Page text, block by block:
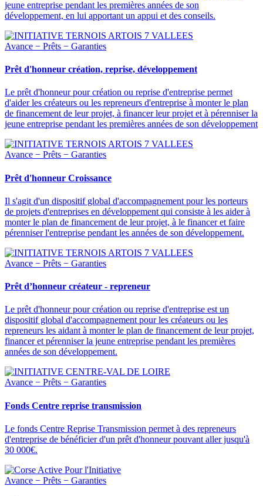
jeune entreprise pendant les premières années de son
développement, en lui apportant un appui et des conseils.
Avance − Prêts − Garanties
Prêt d'honneur création, reprise, développement
Le prêt d'honneur pour création ou reprise d'entreprise permet
d'aider les créateurs ou les repreneurs d'entreprise à monter le plan
de financement de leur projet, à financer leur projet et à pérenniser la
jeune entreprise pendant les premières années de son développement
Avance − Prêts − Garanties
Prêt d'honneur Croissance
Il s'agit d'un dispositif global d'accompagnement pour les porteurs
de projets d'entreprises en développement qui consiste à les aider à
monter le plan de financement de leur projet, à le financer et faire
pérenniser l'entreprise pendant les années de son développement.
Avance − Prêts − Garanties
Prêt d’honneur créateur - repreneur
Le prêt d'honneur pour création ou reprise d'entreprise est un
dispositif global d'accompagnement pour les créateurs ou les
repreneurs les aidant à monter le plan de financement de leur projet,
financer et pérenniser la jeune entreprise pendant les premières
années de son développement.
Avance − Prêts − Garanties
Fonds Centre reprise transmission
Le fonds Centre Reprise Transmission permet à des repreneurs
d'entreprise de bénéficier d'un prêt d'honneur pouvant aller jusqu'à
30 000€.
Avance − Prêts − Garanties